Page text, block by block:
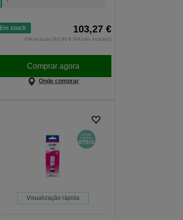
Em stock 103,27 €
IVA incluído (83,96 € IVA não incluído)
Comprar agora
Onde comprar
Visualização rápida